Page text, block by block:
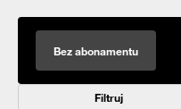
Bez abonamentu
Filtruj